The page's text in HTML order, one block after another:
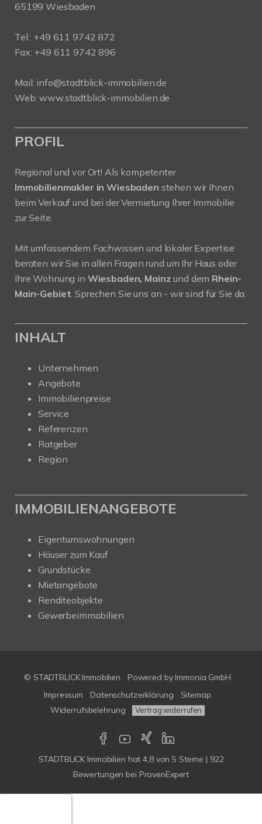
65199 Wiesbaden
Tel.: +49 611 9742 872
Fax: +49 611 9742 896
Mail: info@stadtblick-immobilien.de
Web:www.stadtblick-immobilien.de
PROFIL
Regional und vor Ort! Als kompetenter
Immobilienmakler in Wiesbaden stehen wir Ihnen
beim Verkauf und bei der Vermietung Ihrer Immobilie
zur Seite.
Mit umfassendem Fachwissen und lokaler Expertise
beraten wir Sie in allen Fragen rund um Ihr Haus oder
Ihre Wohnung in Wiesbaden, Mainzund dem Rhein-
Main-Gebiet. Sprechen Sie uns an - wir sind für Sie da.
INHALT
Unternehmen
Angebote
Immobilienpreise
Service
Referenzen
Ratgeber
Region
IMMOBILIENANGEBOTE
Eigentumswohnungen
Häuser zum Kauf
Grundstücke
Mietangebote
Renditeobjekte
Gewerbeimmobilien
© STADTBLICK Immobilien Powered by Immonia GmbH
Impressum
Datenschutzerklärung
Sitemap
Widerrufsbelehrung
Vertrag widerrufen
STADTBLICK Immobilien hat4,8von5 Sterne | 922
Bewertungen bei ProvenExpert